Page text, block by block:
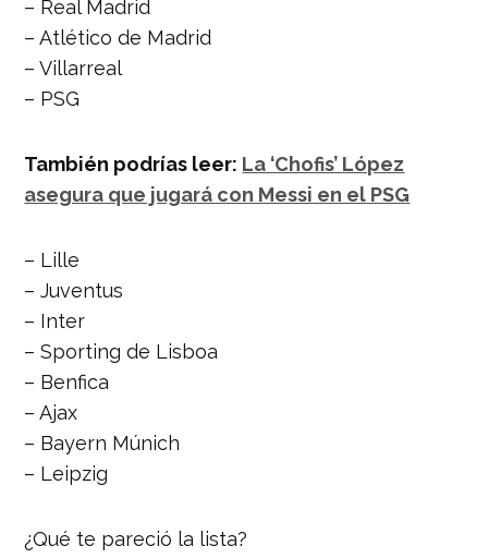
– Real Madrid
– Atlético de Madrid
– Villarreal
– PSG
También podrías leer: La ‘Chofis’ López
asegura que jugará con Messi en el PSG
– Lille
– Juventus
– Inter
– Sporting de Lisboa
– Benfica
– Ajax
– Bayern Múnich
– Leipzig
¿Qué te pareció la lista?